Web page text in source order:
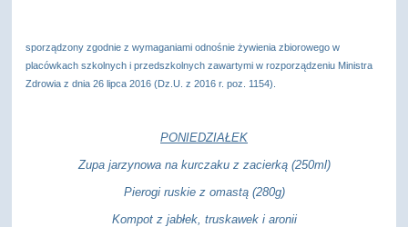
sporządzony zgodnie z wymaganiami odnośnie żywienia zbiorowego w
placówkach szkolnych i przedszkolnych zawartymi w rozporządzeniu Ministra
Zdrowia z dnia 26 lipca 2016 (Dz.U. z 2016 r. poz. 1154).
PONIEDZIAŁEK
Zupa jarzynowa na kurczaku z zacierką (250ml)
Pierogi ruskie z omastą (280g)
Kompot z jabłek, truskawek i aronii